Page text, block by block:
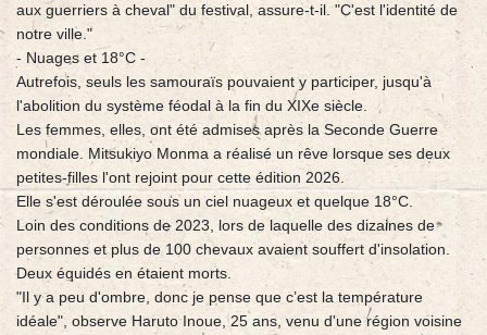
aux guerriers à cheval" du festival, assure-t-il. "C'est l'identité de
notre ville."
- Nuages et 18°C -
Autrefois, seuls les samouraïs pouvaient y participer, jusqu'à
l'abolition du système féodal à la fin du XIXe siècle.
Les femmes, elles, ont été admises après la Seconde Guerre
mondiale. Mitsukiyo Monma a réalisé un rêve lorsque ses deux
petites-filles l'ont rejoint pour cette édition 2026.
Elle s'est déroulée sous un ciel nuageux et quelque 18°C.
Loin des conditions de 2023, lors de laquelle des dizaines de
personnes et plus de 100 chevaux avaient souffert d'insolation.
Deux équidés en étaient morts.
"Il y a peu d'ombre, donc je pense que c’est la température
idéale", observe Haruto Inoue, 25 ans, venu d'une région voisine